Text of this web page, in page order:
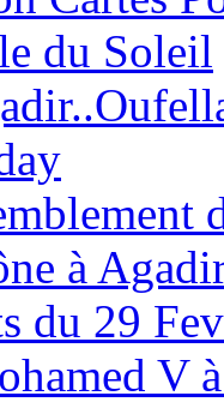
du Soleil
à
du 29
V